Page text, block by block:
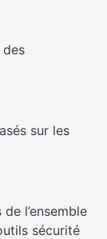
sur les
l’ensemble
sécurité